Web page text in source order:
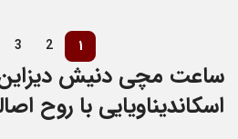
1
2
3
ساعت مچی دنیش
اسکاندیناویایی با روح